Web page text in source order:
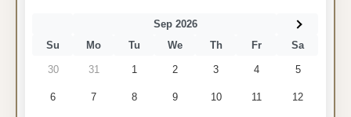
Sep 2026
Su
Mo Tu We Th Fr Sa
30 31 1 2 3 4 5
6 7 8 9 10 11 12